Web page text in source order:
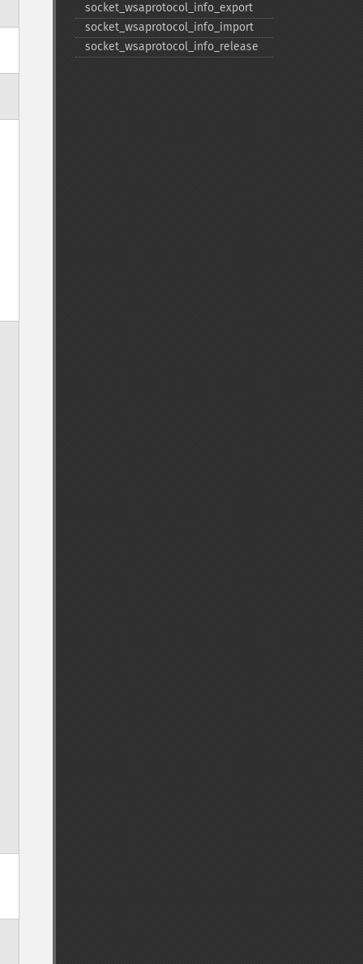
socket_​wsaprotocol_​info_​export
socket_​wsaprotocol_​info_​import
socket_​wsaprotocol_​info_​release